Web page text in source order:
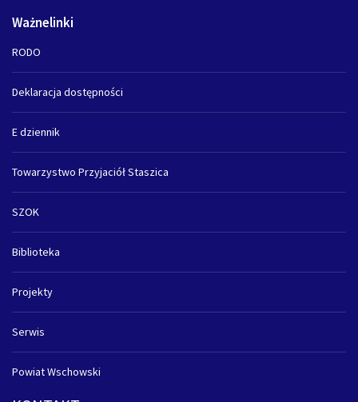
Ważnelinki
RODO
Deklaracja dostępności
E dziennik
Towarzystwo Przyjaciół Staszica
SZOK
Biblioteka
Projekty
Serwis
Powiat Wschowski